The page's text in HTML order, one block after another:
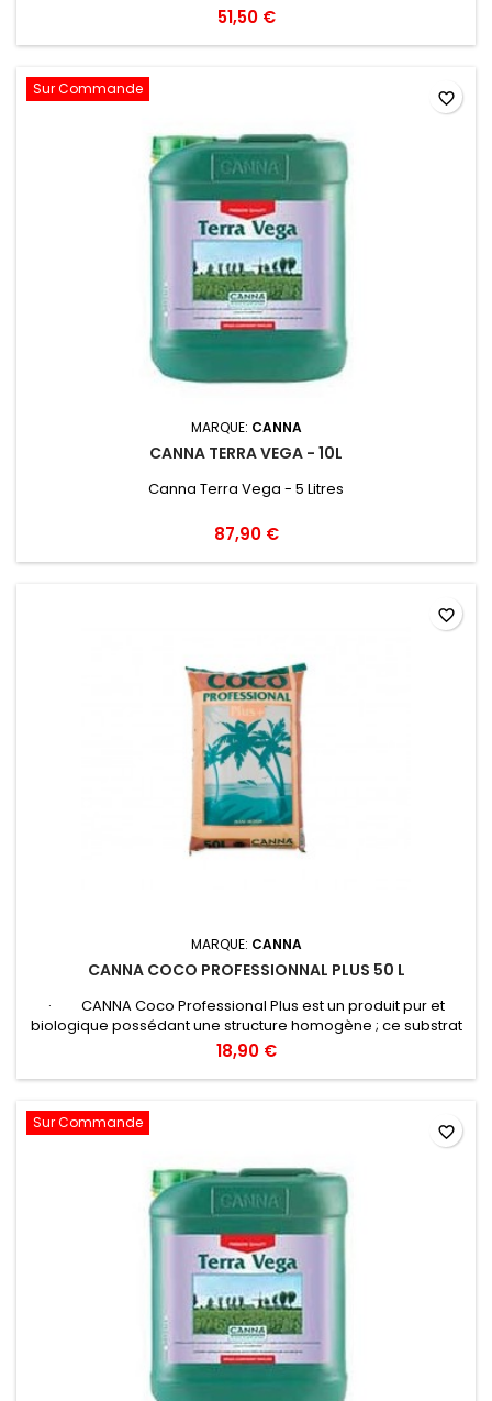
51,50 €
Sur Commande
MARQUE: CANNA
CANNA TERRA VEGA - 10L
Canna Terra Vega - 5 Litres
87,90 €
favorite_border
MARQUE: CANNA
CANNA COCO PROFESSIONNAL PLUS 50 L
· CANNA Coco Professional Plus est un produit pur et
biologique possédant une structure homogène ; ce substrat
a un effet tampon et élimine ainsi les effets secondaires de la
culture sur fibre de coco, en évitant que celle-ci n'absorbe
certains nutriments. · CANNA utilise un processus de
18,90 €
favorite_border
Sur Commande favorite_border